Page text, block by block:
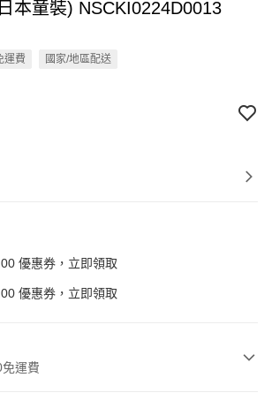
本童裝) NSCKI0224D0013
運費 國家/地區配送
優惠券，立即領取
優惠券，立即領取
運費